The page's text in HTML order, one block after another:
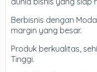
Berbisnis dengan
margin yang besar.
Produk berkualitas,
Tinggi.